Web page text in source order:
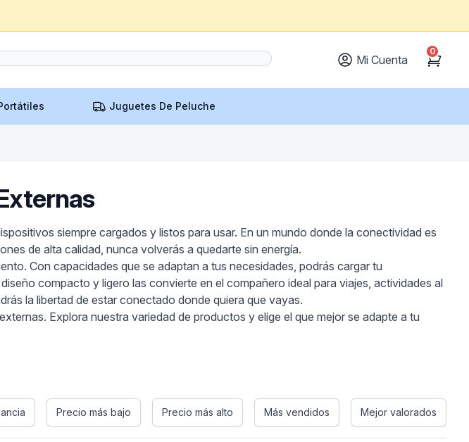
Mi Cuenta Cart
0
Juguetes De Peluche
siempre cargados y listos para usar. En un mundo donde la conectividad es
de alta calidad, nunca volverás a quedarte sin energía.
Con capacidades que se adaptan a tus necesidades, podrás cargar tu
compacto y ligero las convierte en el compañero ideal para viajes, actividades al
la libertad de estar conectado donde quiera que vayas.
Explora nuestra variedad de productos y elige el que mejor se adapte a tu
Precio más bajo Precio más alto Más vendidos Mejor valorados